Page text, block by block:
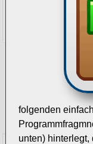
folgenden
unten)